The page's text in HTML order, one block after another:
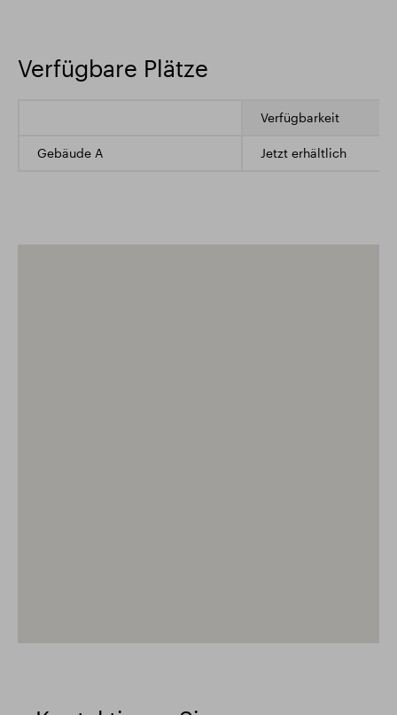
Verfügbare Plätze
Verfügbarkeit
Gebäude A Jetzt erhältlich